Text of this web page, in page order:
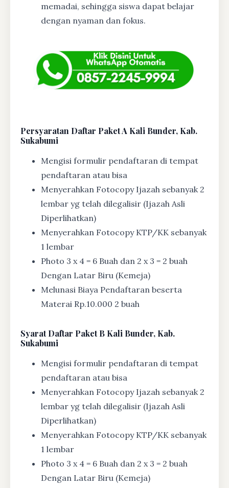
memadai, sehingga siswa dapat belajar
dengan nyaman dan fokus.
Persyaratan Daftar Paket A Kali Bunder, Kab.
Sukabumi
Mengisi formulir pendaftaran di tempat
pendaftaran atau bisa
Menyerahkan Fotocopy Ijazah sebanyak 2
lembar yg telah dilegalisir (Ijazah Asli
Diperlihatkan)
Menyerahkan Fotocopy KTP/KK sebanyak
1 lembar
Photo 3 x 4 = 6 Buah dan 2 x 3 = 2 buah
Dengan Latar Biru (Kemeja)
Melunasi Biaya Pendaftaran beserta
Materai Rp.10.000 2 buah
SyaratDaftar Paket B Kali Bunder, Kab.
Sukabumi
Mengisi formulir pendaftaran di tempat
pendaftaran atau bisa
Menyerahkan Fotocopy Ijazah sebanyak 2
lembar yg telah dilegalisir (Ijazah Asli
Diperlihatkan)
Menyerahkan Fotocopy KTP/KK sebanyak
1 lembar
Photo 3 x 4 = 6 Buah dan 2 x 3 = 2 buah
Dengan Latar Biru (Kemeja)